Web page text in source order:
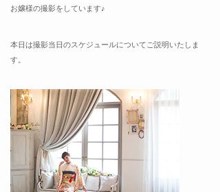
お嬢様の撮影をしています♪
本日は撮影当日のスケジュールについてご説明いたしま
す。